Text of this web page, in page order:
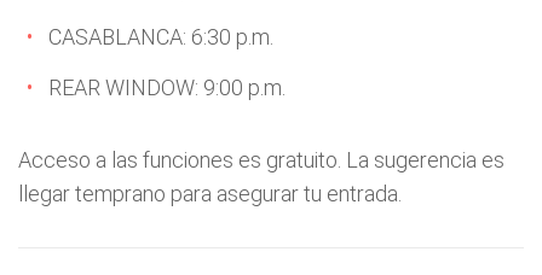
CASABLANCA: 6:30 p.m.
REAR WINDOW: 9:00 p.m.
Acceso a las funciones es gratuito. La sugerencia es
llegar temprano para asegurar tu entrada.